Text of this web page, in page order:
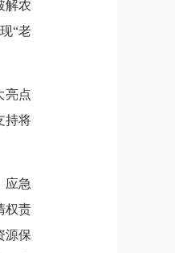
解农
“老
亮点
持将
应急
权责
源保